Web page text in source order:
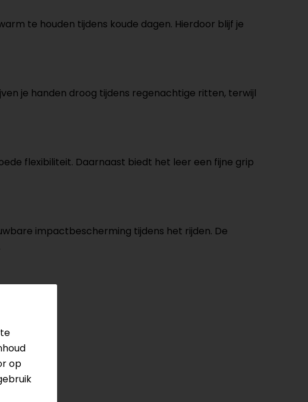
te houden tijdens koude dagen. Hierdoor blijf je
je handen droog tijdens regenachtige ritten, terwijl
flexibiliteit. Daarnaast biedt het leer een fijne grip
impactbescherming tijdens het rijden. De
op